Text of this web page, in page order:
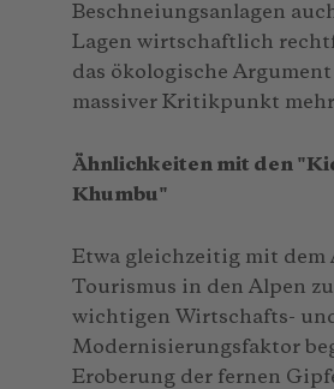
Beschneiungsanlagen
Lagen wirtschaftlich
das ökologische
massiver Kritikpunkt
Ähnlichkeiten mit den
Khumbu"
Etwa gleichzeitig mit dem
Tourismus in den Alpen
wichtigen Wirtschafts-
Modernisierungsfaktor
Eroberung der fernen